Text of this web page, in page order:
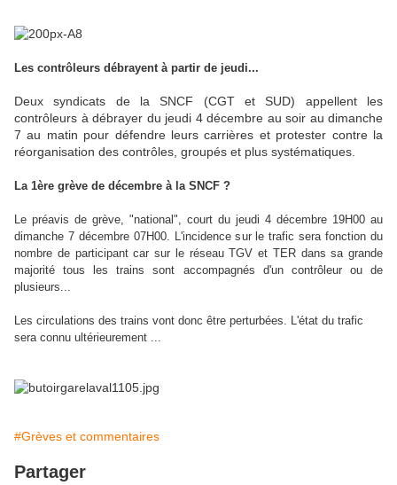
Les contrôleurs débrayent à partir de jeudi...
Deux syndicats de la SNCF (CGT et SUD) appellent les
contrôleurs à débrayer du jeudi 4 décembre au soir au dimanche
7 au matin pour défendre leurs carrières et protester contre la
réorganisation des contrôles, groupés et plus systématiques.
La 1ère grève de décembre à la SNCF ?
Le préavis de grève, "national", court du jeudi 4 décembre 19H00 au
dimanche 7 décembre 07H00. L'incidence sur le trafic sera fonction du
nombre de participant car sur le réseau TGV et TER dans sa grande
majorité tous les trains sont accompagnés d'un contrôleur ou de
plusieurs...
Les circulations des trains vont donc être perturbées. L'état du trafic
sera connu ultérieurement ...
#Grèves et commentaires
Partager